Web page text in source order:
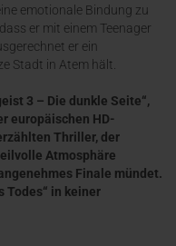
emotionale Bindung zu
er mit einem Teenager
er ein
Stadt in Atem hält.
3 – Die dunkle Seite“,
europäischen HD-
Thriller, der
Atmosphäre
Finale mündet.
Todes“ in keiner